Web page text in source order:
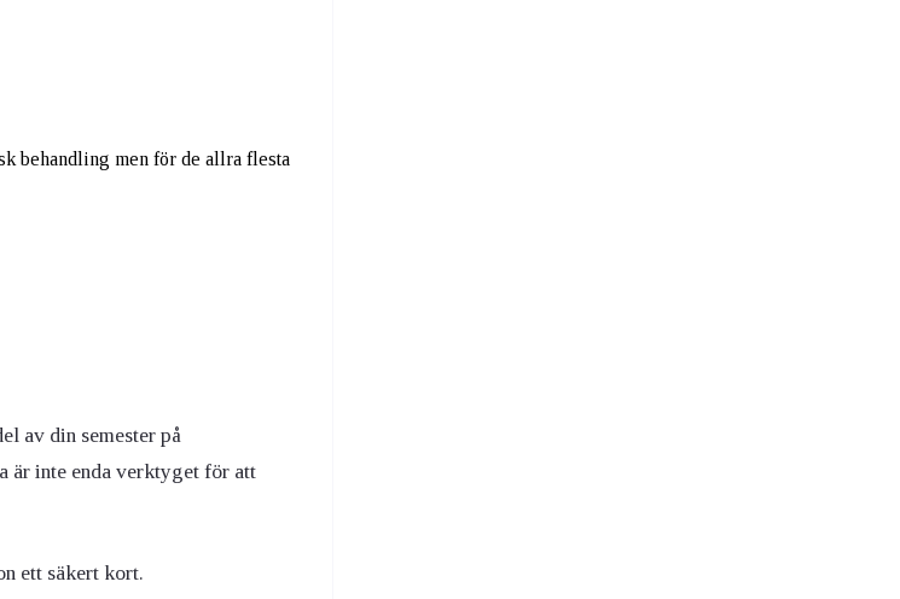
behandling men för de allra flesta
av din semester på
är inte enda verktyget för att
ett säkert kort.